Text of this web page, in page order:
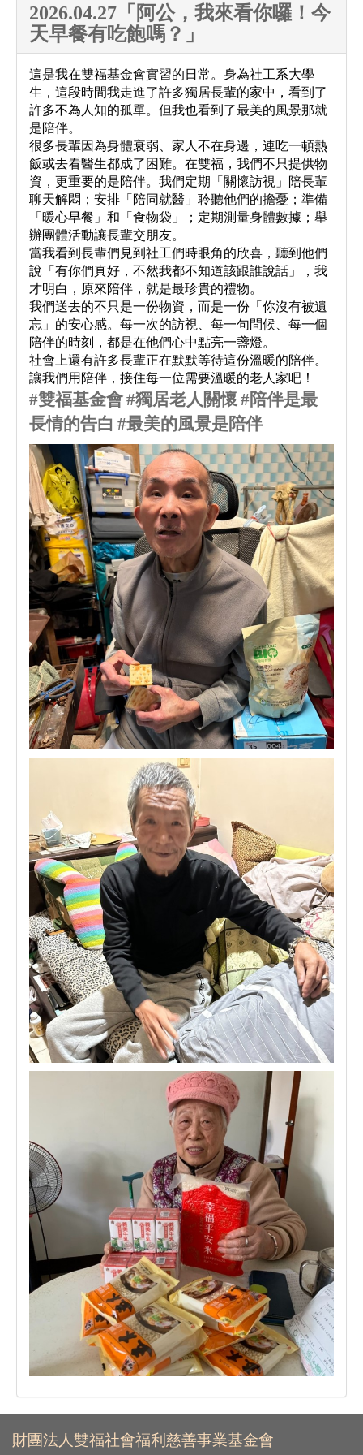
2026.04.27「阿公，我來看你囉！今
天早餐有吃飽嗎？」
這是我在雙福基金會實習的日常。身為社工系大學
生，這段時間我走進了許多獨居長輩的家中，看到了
許多不為人知的孤單。但我也看到了最美的風景那就
是陪伴。
很多長輩因為身體衰弱、家人不在身邊，連吃一頓熱
飯或去看醫生都成了困難。在雙福，我們不只提供物
資，更重要的是陪伴。我們定期「關懷訪視」陪長輩
聊天解悶；安排「陪同就醫」聆聽他們的擔憂；準備
「暖心早餐」和「食物袋」；定期測量身體數據；舉
辦團體活動讓長輩交朋友。
當我看到長輩們見到社工們時眼角的欣喜，聽到他們
說「有你們真好，不然我都不知道該跟誰說話」，我
才明白，原來陪伴，就是最珍貴的禮物。
我們送去的不只是一份物資，而是一份「你沒有被遺
忘」的安心感。每一次的訪視、每一句問候、每一個
陪伴的時刻，都是在他們心中點亮一盞燈。
社會上還有許多長輩正在默默等待這份溫暖的陪伴。
讓我們用陪伴，接住每一位需要溫暖的老人家吧！
#雙福基金會#獨居老人關懷#陪伴是最
長情的告白 #最美的風景是陪伴
財團法人雙福社會福利慈善事業基金會